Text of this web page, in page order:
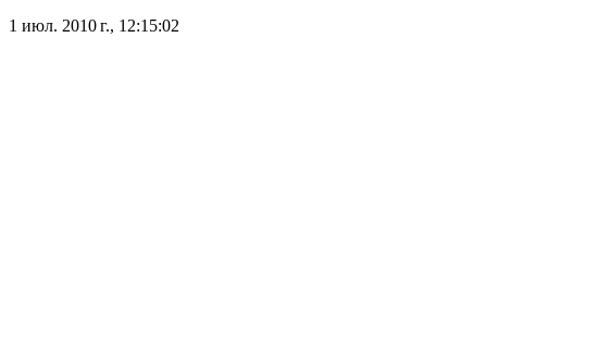
1 июл. 2010 г., 12:15:02